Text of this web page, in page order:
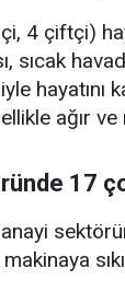
4 çiftçi)
sıcak
hayatını
ağır
17